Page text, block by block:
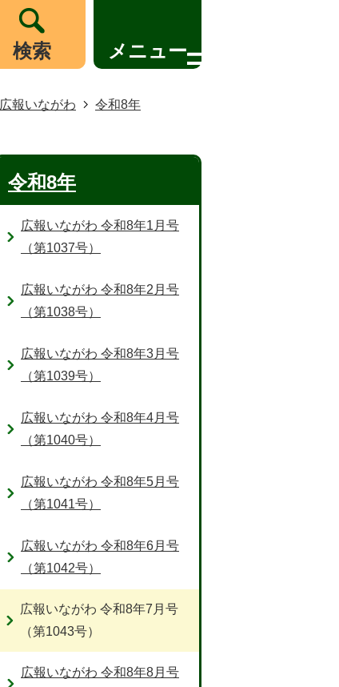
検索 メニュー
広報いながわ
令和8年
令和8年
広報いながわ 令和8年1月号
（第1037号）
広報いながわ 令和8年2月号
（第1038号）
広報いながわ 令和8年3月号
（第1039号）
広報いながわ 令和8年4月号
（第1040号）
広報いながわ 令和8年5月号
（第1041号）
広報いながわ 令和8年6月号
（第1042号）
広報いながわ 令和8年7月号
（第1043号）
広報いながわ 令和8年8月号